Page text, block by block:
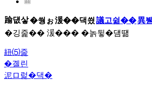
踰덊샇�쒕ぉ湲��댁씠議고쉶��異
�깅줉�� 湲��� �놁뒿�덈떎
紐⑸줉
�곌린
泥ロ럹�댁�